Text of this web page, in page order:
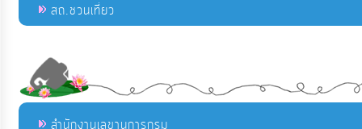
สถ.ชวนเที่ยว
สำนักงานเลขานุการกรม